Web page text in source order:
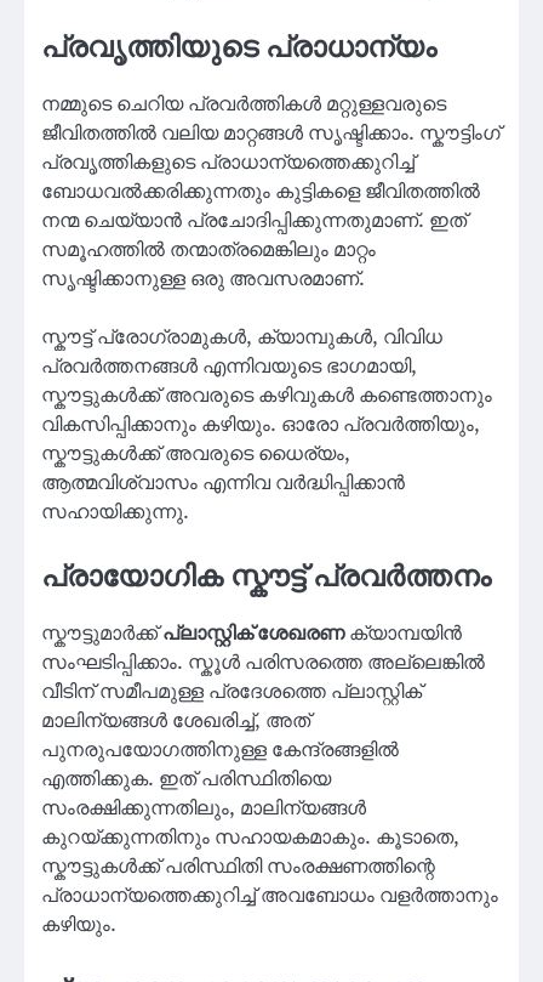
പ്രവൃത്തിയുടെ പ്രാധാന്യം
നമ്മുടെ ചെറിയ പ്രവർത്തികൾ മറ്റുള്ളവരുടെ
ജീവിതത്തിൽ വലിയ മാറ്റങ്ങൾ സൃഷ്ടിക്കാം. സ്കൗട്ടിംഗ്
പ്രവൃത്തികളുടെ പ്രാധാന്യത്തെക്കുറിച്ച്
ബോധവൽക്കരിക്കുന്നതും കുട്ടികളെ ജീവിതത്തിൽ
നന്മ ചെയ്യാൻ പ്രചോദിപ്പിക്കുന്നതുമാണ്. ഇത്
സമൂഹത്തിൽ തന്മാത്രമെങ്കിലും മാറ്റം
സൃഷ്ടിക്കാനുള്ള ഒരു അവസരമാണ്.
സ്കൗട്ട് പ്രോഗ്രാമുകൾ, ക്യാമ്പുകൾ, വിവിധ
പ്രവർത്തനങ്ങൾ എന്നിവയുടെ ഭാഗമായി,
സ്കൗട്ടുകൾക്ക് അവരുടെ കഴിവുകൾ കണ്ടെത്താനും
വികസിപ്പിക്കാനും കഴിയും. ഓരോ പ്രവർത്തിയും,
സ്കൗട്ടുകൾക്ക് അവരുടെ ധൈര്യം,
ആത്മവിശ്വാസം എന്നിവ വർദ്ധിപ്പിക്കാൻ
സഹായിക്കുന്നു.
പ്രായോഗിക സ്കൗട്ട് പ്രവർത്തനം
സ്കൗട്ടുമാർക്ക്പ്ലാസ്റ്റിക് ശേഖരണക്യാമ്പയിൻ
സംഘടിപ്പിക്കാം. സ്കൂൾ പരിസരത്തെ അല്ലെങ്കിൽ
വീടിന് സമീപമുള്ള പ്രദേശത്തെ പ്ലാസ്റ്റിക്
മാലിന്യങ്ങൾ ശേഖരിച്ച്, അത്
പുനരുപയോഗത്തിനുള്ള കേന്ദ്രങ്ങളിൽ
എത്തിക്കുക. ഇത് പരിസ്ഥിതിയെ
സംരക്ഷിക്കുന്നതിലും, മാലിന്യങ്ങൾ
കുറയ്ക്കുന്നതിനും സഹായകമാകും. കൂടാതെ,
സ്കൗട്ടുകൾക്ക് പരിസ്ഥിതി സംരക്ഷണത്തിന്റെ
പ്രാധാന്യത്തെക്കുറിച്ച് അവബോധം വളർത്താനും
കഴിയും.